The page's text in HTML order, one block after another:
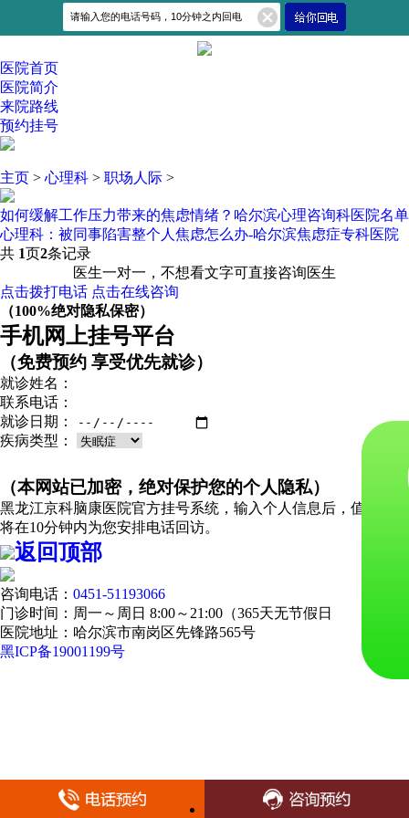
医院首页
医院简介
来院路线
预约挂号
主页 > 心理科 > 职场人际 >
如何缓解工作压力带来的焦虑情绪？哈尔滨心理咨询科医院名单
心理科：被同事陷害整个人焦虑怎么办-哈尔滨焦虑症专科医院
共 1页2条记录
医生一对一，不想看文字可直接咨询医生
点击拨打电话 点击在线咨询
（100%绝对隐私保密）
手机网上挂号平台
（免费预约 享受优先就诊）
就诊姓名：
联系电话：
就诊日期：
疾病类型：
（本网站已加密，绝对保护您的个人隐私）
黑龙江京科脑康医院官方挂号系统，输入个人信息后，值班医生
将在10分钟内为您安排电话回访。
返回顶部
咨询电话： 0451-51193066
门诊时间：周一～周日 8:00～21:00（365天无节假日
医院地址：哈尔滨市南岗区先锋路565号
黑ICP备19001199号